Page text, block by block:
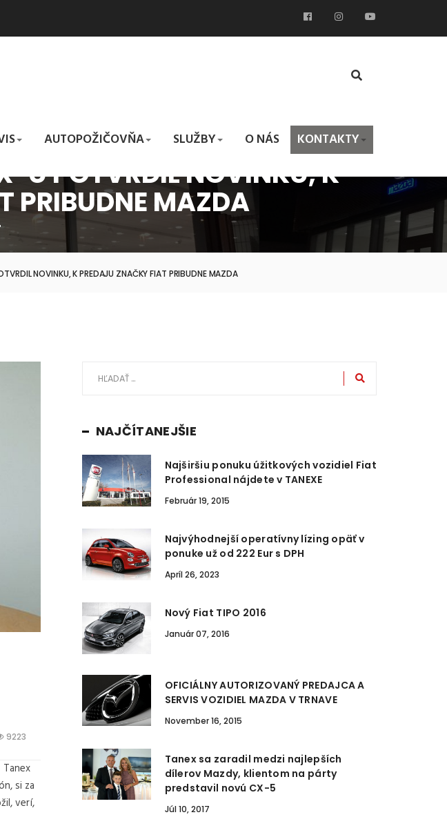
AUTOPOŽIČOVŇA SLUŽBY O NÁS KONTAKTY
U POTVRDIL NOVINKU, K
PRIBUDNE MAZDA
NOVINKU, K PREDAJU ZNAČKY FIAT PRIBUDNE MAZDA
9223
si za
verí,
NAJČÍTANEJŠIE
Najširšiu ponuku úžitkových vozidiel Fiat
Professional nájdete v TANEXE
Február 19, 2015
Najvýhodnejší operatívny lízing opäť v
ponuke už od 222 Eur s DPH
Apríl 26, 2023
Nový Fiat TIPO 2016
Január 07, 2016
OFICIÁLNY AUTORIZOVANÝ PREDAJCA A
SERVIS VOZIDIEL MAZDA V TRNAVE
November 16, 2015
Tanex sa zaradil medzi najlepších
dílerov Mazdy, klientom na párty
predstavil novú CX-5
Júl 10, 2017